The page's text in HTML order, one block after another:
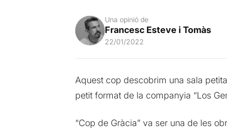
Una opinió de
Francesc Esteve i Tomàs
22/01/2022
Aquest cop descobrim una sala
petit format de la companyia “Los
“Cop de Gràcia” va ser una de les